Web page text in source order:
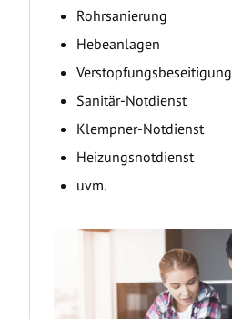
Rohrsanierung
Hebeanlagen
Verstopfungsbeseitigung
Sanitär-Notdienst
Klempner-Notdienst
Heizungsnotdienst
uvm.